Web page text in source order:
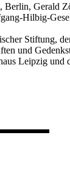
Berlin, Gerald
Hilbig-
Stiftung,
und
Leipzig und